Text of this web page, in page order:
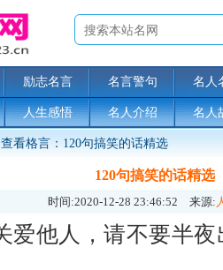
励志名言 名言警句 名人
人生感悟 名人介绍 名人
查看格言：120句搞笑的话精选
120句搞笑的话精选
时间:2020-12-28 23:46:52 来源:
爱他人，请不要半夜